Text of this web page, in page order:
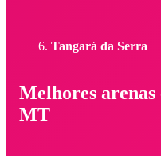
Tangará da Serra
Melhores
MT